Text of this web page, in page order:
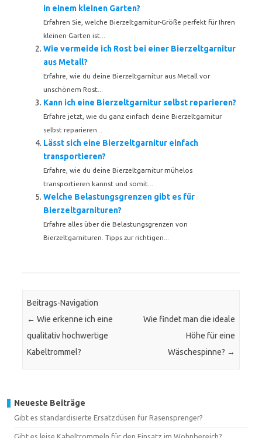
in einem kleinen Garten?
Erfahren Sie, welche Bierzeltgarnitur-Größe perfekt für Ihren
kleinen Garten ist...
Wie vermeide ich Rost bei einer Bierzeltgarnitur
aus Metall?
Erfahre, wie du deine Bierzeltgarnitur aus Metall vor
unschönem Rost...
Kann ich eine Bierzeltgarnitur selbst reparieren?
Erfahre jetzt, wie du ganz einfach deine Bierzeltgarnitur
selbst reparieren...
Lässt sich eine Bierzeltgarnitur einfach
transportieren?
Erfahre, wie du deine Bierzeltgarnitur mühelos
transportieren kannst und somit...
Welche Belastungsgrenzen gibt es für
Bierzeltgarnituren?
Erfahre alles über die Belastungsgrenzen von
Bierzeltgarnituren. Tipps zur richtigen...
Beitrags-Navigation
← Wie erkenne ich eine
qualitativ hochwertige
Kabeltrommel?
Wie findet man die ideale
Höhe für eine
Wäschespinne? →
Neueste Beiträge
Gibt es standardisierte Ersatzdüsen für Rasensprenger?
Gibt es leise Kabeltrommeln für den Einsatz im Wohnbereich?